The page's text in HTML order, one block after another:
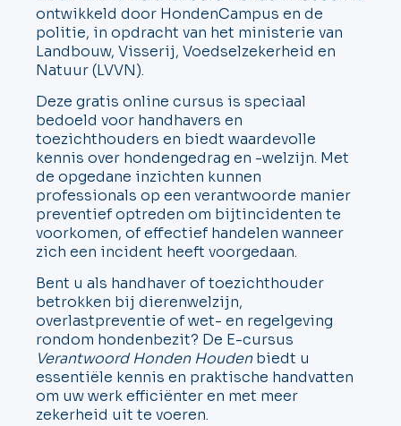
ontwikkeld door HondenCampus en de
politie, in opdracht van het ministerie van
Landbouw, Visserij, Voedselzekerheid en
Natuur (LVVN).
Deze gratis online cursus is speciaal
bedoeld voor handhavers en
toezichthouders en biedt waardevolle
kennis over hondengedrag en -welzijn. Met
de opgedane inzichten kunnen
professionals op een verantwoorde manier
preventief optreden om bijtincidenten te
voorkomen, of effectief handelen wanneer
zich een incident heeft voorgedaan.
Bent u als handhaver of toezichthouder
betrokken bij dierenwelzijn,
overlastpreventie of wet- en regelgeving
rondom hondenbezit? De E-cursus
Verantwoord Honden Houdenbiedt u
essentiële kennis en praktische handvatten
om uw werk efficiënter en met meer
zekerheid uit te voeren.